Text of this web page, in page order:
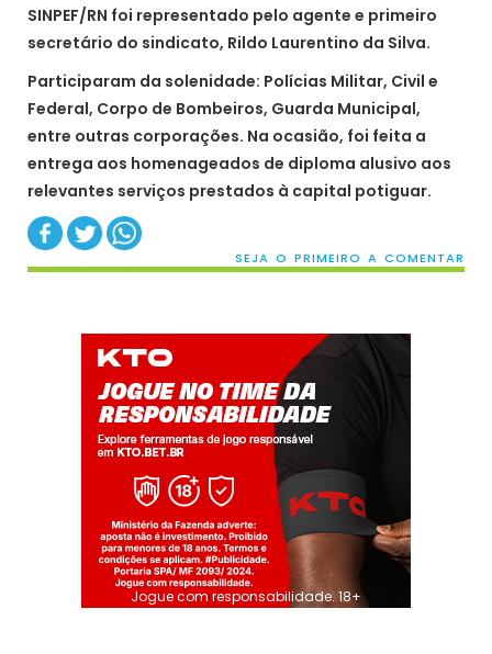
SINPEF/RN foi representado pelo agente e primeiro
secretário do sindicato, Rildo Laurentino da Silva.
Participaram da solenidade: Polícias Militar, Civil e
Federal, Corpo de Bombeiros, Guarda Municipal,
entre outras corporações. Na ocasião, foi feita a
entrega aos homenageados de diploma alusivo aos
relevantes serviços prestados à capital potiguar.
SEJA O PRIMEIRO A COMENTAR
Jogue com responsabilidade. 18+